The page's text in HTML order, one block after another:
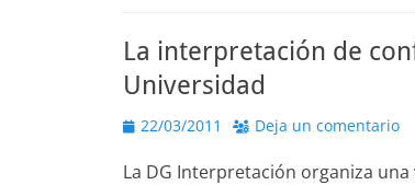
La interpretación de
Universidad
Publicado
22/03/2011 Deja un comentario
La DG Interpretación organiza